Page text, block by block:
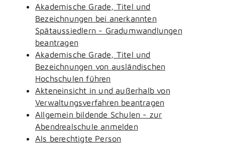
Akademische Grade, Titel und
Bezeichnungen bei anerkannten
Spätaussiedlern - Gradumwandlungen
beantragen
Akademische Grade, Titel und
Bezeichnungen von ausländischen
Hochschulen führen
Akteneinsicht in und außerhalb von
Verwaltungsverfahren beantragen
Allgemein bildende Schulen - zur
Abendrealschule anmelden
Als berechtigte Person